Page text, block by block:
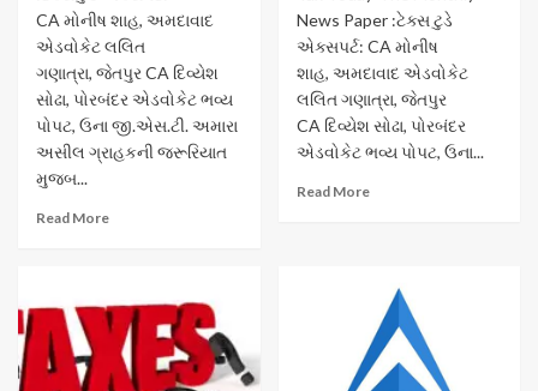
CA મોનીષ શાહ, અમદાવાદ
એડવોકેટ લલિત
ગણાત્રા, જેતપુર CA દિવ્યેશ
સોઢા, પોરબંદર એડવોકેટ ભવ્ય
પોપટ, ઉના જી.એસ.ટી. અમારા
અસીલ ગ્રાહકની જરૂરિયાત
મુજબ...
Read More
News Paper :ટેક્સ ટુડે
એક્સપર્ટ: CA મોનીષ
શાહ, અમદાવાદ એડવોકેટ
લલિત ગણાત્રા, જેતપુર
CA દિવ્યેશ સોઢા, પોરબંદર
એડવોકેટ ભવ્ય પોપટ, ઉના...
Read More